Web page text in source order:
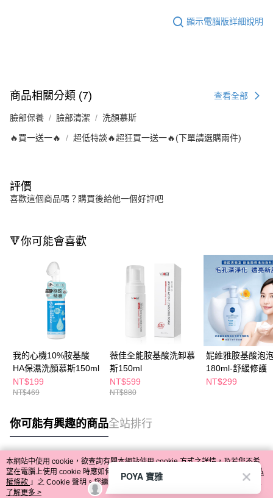
顯示電腦版詳細說明
商品相關分類 (7) 查看全部
臉部保養 臉部清潔 洗顏慕斯
🔥買一送一🔥 超低特談🔥超狂買一送一🔥(下單請選購兩件)
評價
喜歡這個商品嗎？購買後給他一個好評吧
🔻你可能會喜歡
我的心機10%胺基酸
HA保濕洗顏慕斯150ml
NT$199
NT$469
薇佳全能胺基酸洗卸慕
斯150ml
NT$599
NT$880
妮維雅胺基酸泡
180ml-舒緩修護
NT$299
你可能有興趣的商品全站排行
熱門標籤
本網站中使用 cookie，欲查詢有關本網站使用 cookie 方式之詳情，及若您不希
望在電腦上使用 cookie 時應如何變更電腦的 cookie 設定，請參閱本網站「 隱私
權條款 」之 Cookie 聲明。您繼續使用本網站即表示您同意本公司得按本網站使
用條款之 Cookie 聲明使用 cookie。
了解更多 >
POYA 寶雅